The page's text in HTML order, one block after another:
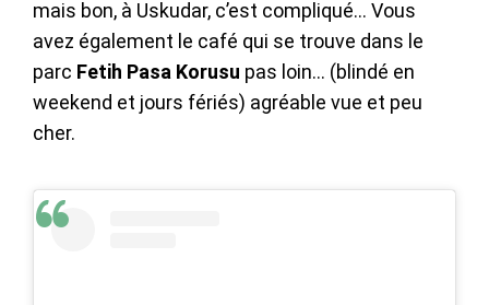
mais bon, à Uskudar, c’est compliqué… Vous
avez également le café qui se trouve dans le
parc Fetih Pasa Korusu pas loin… (blindé en
weekend et jours fériés) agréable vue et peu
cher.